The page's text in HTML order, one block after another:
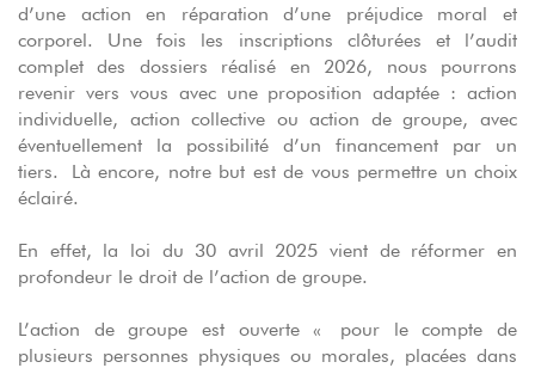
d’une action en réparation d’une préjudice moral et
corporel. Une fois les inscriptions clôturées et l’audit
complet des dossiers réalisé en 2026, nous pourrons
revenir vers vous avec une proposition adaptée : action
individuelle, action collective ou action de groupe, avec
éventuellement la possibilité d’un financement par un
tiers. Là encore, notre but est de vous permettre un choix
éclairé.
En effet, la loi du 30 avril 2025 vient de réformer en
profondeur le droit de l’action de groupe.
L’action de groupe est ouverte « pour le compte de
plusieurs personnes physiques ou morales, placées dans